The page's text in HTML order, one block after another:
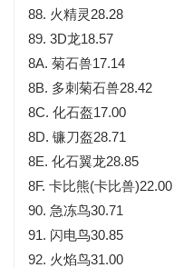
88. 火精灵28.28
89. 3D龙18.57
8A. 菊石兽17.14
8B. 多刺菊石兽28.42
8C. 化石盔17.00
8D. 镰刀盔28.71
8E. 化石翼龙28.85
8F. 卡比熊(卡比兽)22.00
90. 急冻鸟30.71
91. 闪电鸟30.85
92. 火焰鸟31.00